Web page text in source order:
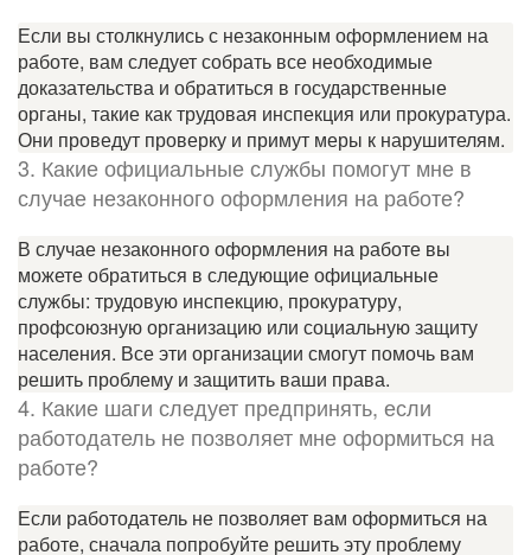
Если вы столкнулись с незаконным оформлением на
работе, вам следует собрать все необходимые
доказательства и обратиться в государственные
органы, такие как трудовая инспекция или прокуратура.
Они проведут проверку и примут меры к нарушителям.
3. Какие официальные службы помогут мне в
случае незаконного оформления на работе?
В случае незаконного оформления на работе вы
можете обратиться в следующие официальные
службы: трудовую инспекцию, прокуратуру,
профсоюзную организацию или социальную защиту
населения. Все эти организации смогут помочь вам
решить проблему и защитить ваши права.
4. Какие шаги следует предпринять, если
работодатель не позволяет мне оформиться на
работе?
Если работодатель не позволяет вам оформиться на
работе, сначала попробуйте решить эту проблему